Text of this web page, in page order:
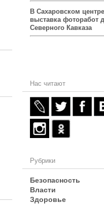
В Сахаровском
выставка фоторабот
Северного Кавказа
Нас читают
Рубрики
Безопасность
Власти
Здоровье